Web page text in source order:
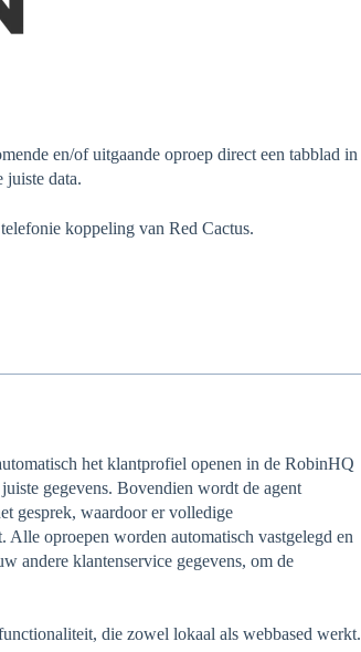
en/of uitgaande oproep direct een tabblad in
juiste data.
koppeling van Red Cactus.
het klantprofiel openen in de RobinHQ
gegevens. Bovendien wordt de agent
gesprek, waardoor er volledige
Alle oproepen worden automatisch vastgelegd en
andere klantenservice gegevens, om de
die zowel lokaal als webbased werkt.